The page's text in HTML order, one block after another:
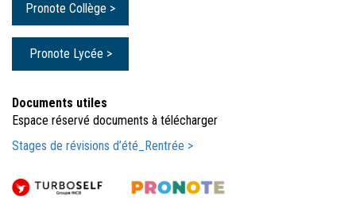
Pronote Collège >
Pronote Lycée >
Documents utiles
Espace réservé documents à télécharger
Stages de révisions d’été_Rentrée >